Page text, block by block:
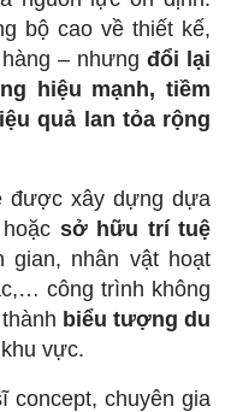
bộ cao về thiết kế,
– nhưng đổi lại
hiệu mạnh, tiềm
quả lan tỏa rộng
được xây dựng dựa
sở hữu trí tuệ
gian, nhân vật hoạt
công trình không
biểu tượng du
vực.
concept, chuyên gia